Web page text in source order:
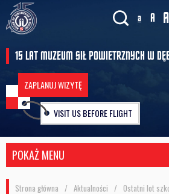
a A A
15 LAT MUZEUM SIŁ POWIETRZNYCH W
ZAPLANUJ WIZYTĘ
VISIT US BEFORE FLIGHT
POKAŻ MENU
Strona główna / Aktualności / Ostatni lot